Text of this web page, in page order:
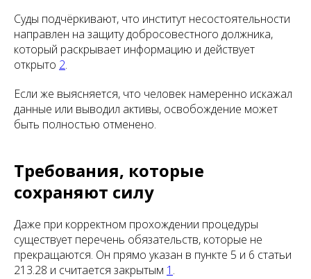
Суды подчёркивают, что институт несостоятельности
направлен на защиту добросовестного должника,
который раскрывает информацию и действует
открыто 2.
Если же выясняется, что человек намеренно искажал
данные или выводил активы, освобождение может
быть полностью отменено.
Требования, которые
сохраняют силу
Даже при корректном прохождении процедуры
существует перечень обязательств, которые не
прекращаются. Он прямо указан в пункте 5 и 6 статьи
213.28 и считается закрытым 1 .